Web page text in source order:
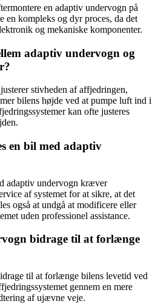
en adaptiv undervogn på
en kompleks og dyr proces, da det
og mekaniske komponenter.
adaptiv undervogn og
stivheden af affjedringen,
bilens højde ved at pumpe luft ind i
kan ofte justeres
en bil med adaptiv
adaptiv undervogn kræver
af systemet for at sikre, at det
også at undgå at modificere eller
uden professionel assistance.
bidrage til at forlænge
til at forlænge bilens levetid ved
gennem en mere
af ujævne veje.